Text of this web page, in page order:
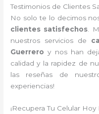
Testimonios de Clientes
No solo te lo decimos
clientes satisfechos.
nuestros servicios de
Guerrero y nos han
calidad y la rapidez de
las reseñas de
experiencias!
¡Recupera Tu Celular Hoy